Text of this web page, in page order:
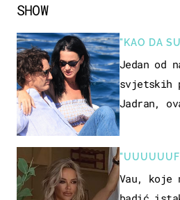
SHOW
"KAO DA
Jedan od
svjetskih
Jadran,
Vau, koje